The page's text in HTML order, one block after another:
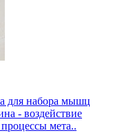
для набора мышц
- воздействие
мета..